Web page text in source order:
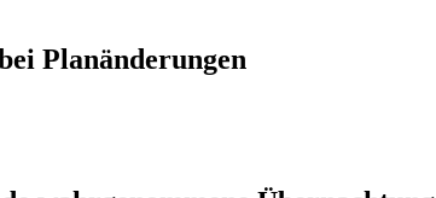
Planänderungen